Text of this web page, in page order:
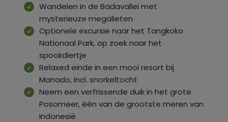
Wandelen in de Badavallei met
mysterieuze megalieten
Optionele excursie naar het Tangkoko
Nationaal Park, op zoek naar het
spookdiertje
Relaxed einde in een mooi resort bij
Manado, incl. snorkeltocht
Neem een verfrissende duik in het grote
Posomeer, één van de grootste meren van
Indonesië